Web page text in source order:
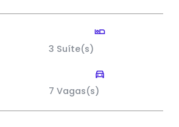
3 Suíte(s)
7 Vagas(s)